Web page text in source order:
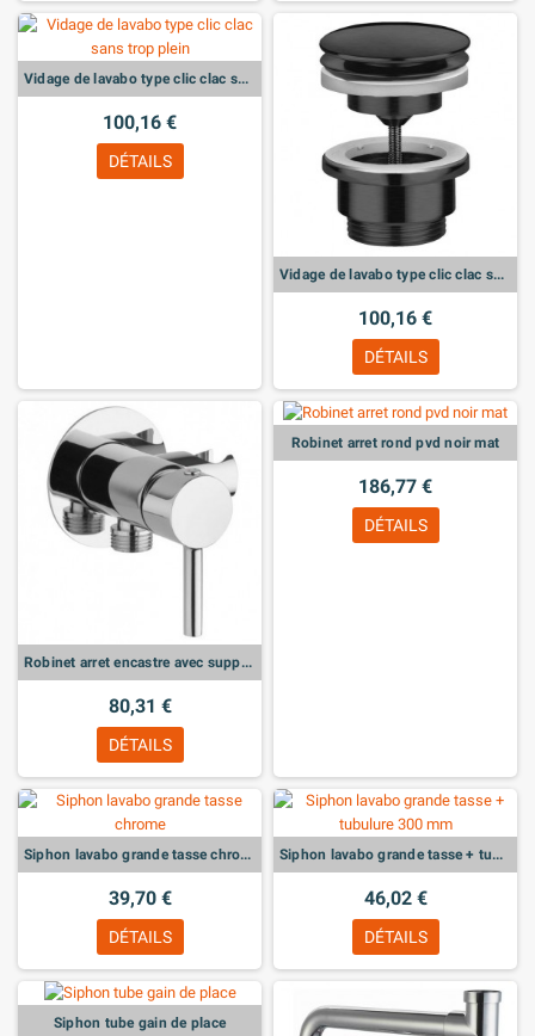
Vidage de lavabo type clic clac sans trop plein
100,16 €
DÉTAILS
Vidage de lavabo type clic clac sans trop plein
100,16 €
DÉTAILS
Robinet arret encastre avec support douchette
80,31 €
DÉTAILS
Robinet arret rond pvd noir mat
186,77 €
DÉTAILS
Siphon lavabo grande tasse chrome
39,70 €
DÉTAILS
Siphon lavabo grande tasse + tubulure 300 mm
46,02 €
DÉTAILS
Siphon tube gain de place